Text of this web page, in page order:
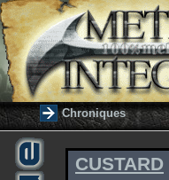
Chroniques
CUSTARD